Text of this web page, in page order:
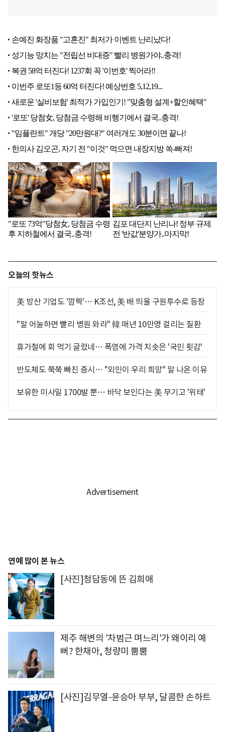
오늘의 핫뉴스
美 방산 기업도 '깜짝'… K조선, 美 배 띄울 구원투수로 등장
"말 어눌하면 빨리 병원 와라" 韓 매년 10만명 걸리는 질환
휴가철에 회 먹기 글렀네… 폭염에 가격 치솟은 '국민 횟감'
반도체도 쭉쭉 빠진 증시… "외인이 우리 희망" 말 나온 이유
보유한 미사일 1700발 뿐… 바닥 보인다는 美 무기고 '위태'
연예 많이 본 뉴스
[사진]청담동에 뜬 김희애
제주 해변의 '차범근 며느리'가 왜이리 예
뻐? 한채아, 청량미 뿜뿜
[사진]김무열-윤승아 부부, 달콤한 손하트